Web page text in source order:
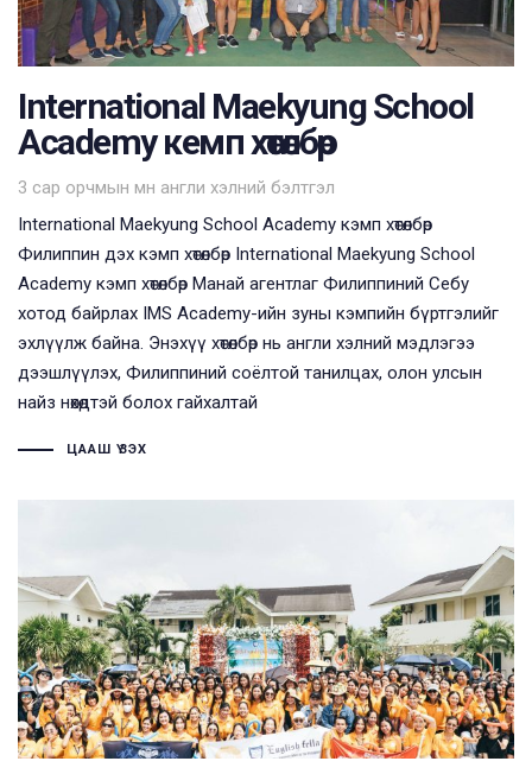
International Maekyung School
Academy кемп хөтөлбөр
3 сар орчмын өмнө
Tags
англи хэлний бэлтгэл
International Maekyung School Academy кэмп хөтөлбөр
Филиппин дэх кэмп хөтөлбөр International Maekyung School
Academy кэмп хөтөлбөр ​Манай агентлаг Филиппиний Себу
хотод байрлах IMS Academy-ийн зуны кэмпийн бүртгэлийг
эхлүүлж байна. Энэхүү хөтөлбөр нь англи хэлний мэдлэгээ
дээшлүүлэх, Филиппиний соёлтой танилцах, олон улсын
найз нөхөдтэй болох гайхалтай
ЦААШ ҮЗЭХ